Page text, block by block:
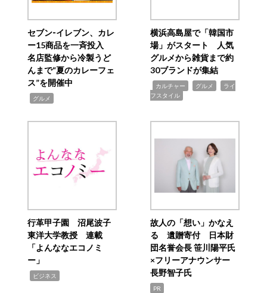
セブン‐イレブン、カレ
ー15商品を一斉投入
名店監修から冷製うど
んまで“夏のカレーフェ
ス”を開催中
グルメ
横浜高島屋で「韓国市
場」がスタート 人気
グルメから雑貨まで約
30ブランドが集結
カルチャー グルメ
ライ
フスタイル
行革甲子園 沼尾波子
東洋大学教授 連載
「よんななエコノミ
ー」
ビジネス
故人の「想い」かなえ
る 遺贈寄付 日本財
団名誉会長 笹川陽平氏
×フリーアナウンサー
長野智子氏
PR